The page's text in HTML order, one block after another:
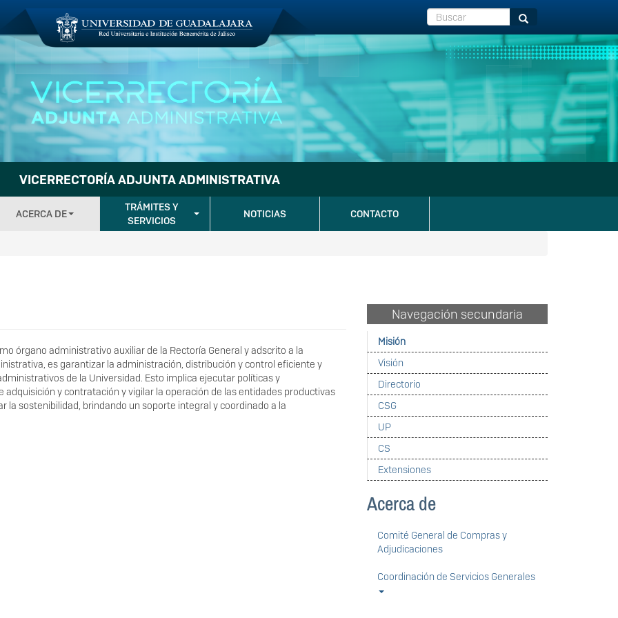
Buscar Buscar
VICERRECTORÍA ADJUNTA ADMINISTRATIVA
ACERCA DE
TRÁMITES Y
SERVICIOS
NOTICIAS CONTACTO
órgano administrativo auxiliar de la Rectoría General y adscrito a la
es garantizar la administración, distribución y control eficiente y
de la Universidad. Esto implica ejecutar políticas y
y contratación y vigilar la operación de las entidades productivas
la sostenibilidad, brindando un soporte integral y coordinado a la
Navegación secundaria
Misión
Visión
Directorio
CSG
UP
CS
Extensiones
Acerca de
Comité General de Compras y
Adjudicaciones
Coordinación de Servicios Generales